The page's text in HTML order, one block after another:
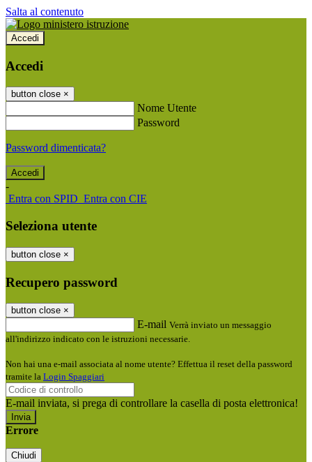
Salta al contenuto
Accedi
Accedi
button close ×
Nome Utente
Password
Password dimenticata?
-
Entra con SPID Entra con CIE
Seleziona utente
button close ×
Recupero password
button close ×
E-mail Verrà inviato un messaggio
all'indirizzo indicato con le istruzioni necessarie.
Non hai una e-mail associata al nome utente? Effettua il reset della password
tramite la Login Spaggiari
E-mail inviata, si prega di controllare la casella di posta elettronica!
Errore
Chiudi